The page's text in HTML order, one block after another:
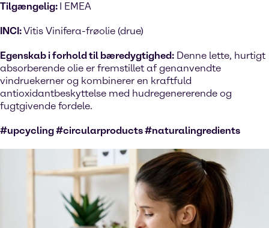
Tilgængelig: I EMEA
INCI:Vitis Vinifera-frøolie (drue)
Egenskab i forhold til bæredygtighed: Denne lette, hurtigt
absorberende olie er fremstillet af genanvendte
vindruekerner og kombinerer en kraftfuld
antioxidantbeskyttelse med hudregenererende og
fugtgivende fordele.
#upcycling #circularproducts #naturalingredients